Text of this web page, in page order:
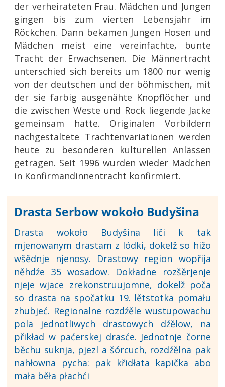
der verheirateten Frau. Mädchen und Jungen
gingen bis zum vierten Lebensjahr im
Röckchen. Dann bekamen Jungen Hosen und
Mädchen meist eine vereinfachte, bunte
Tracht der Erwachsenen. Die Männertracht
unterschied sich bereits um 1800 nur wenig
von der deutschen und der böhmischen, mit
der sie farbig ausgenähte Knopflöcher und
die zwischen Weste und Rock liegende Jacke
gemeinsam hatte. Originalen Vorbildern
nachgestaltete Trachtenvariationen werden
heute zu besonderen kulturellen Anlässen
getragen. Seit 1996 wurden wieder Mädchen
in Konfirmandinnentracht konfirmiert.
Drasta Serbow wokoło Budyšina
Drasta wokoło Budyšina Iiči k tak
mjenowanym drastam z lódki, dokelž so hižo
wšědnje njenosy. Drastowy region wopřija
něhdźe 35 wosadow. Dokładne rozšěrjenje
njeje wjace zrekonstruujomne, dokelž poča
so drasta na spočatku 19. lětstotka pomału
zhubjeć. Regionalne rozdźěle wustupowachu
pola jednotliwych drastowych dźělow, na
přikład w paćerskej drasće. Jednotnje čorne
běchu suknja, pjezl a šórcuch, rozdźělna pak
nahłowna pycha: pak křidłata kapička abo
mała běła płachći